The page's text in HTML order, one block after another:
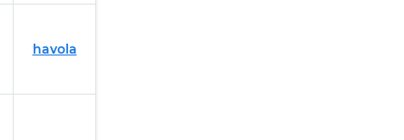
havola